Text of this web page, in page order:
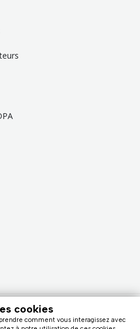
FAQ ou la section
cookies
comment vous interagissez avec